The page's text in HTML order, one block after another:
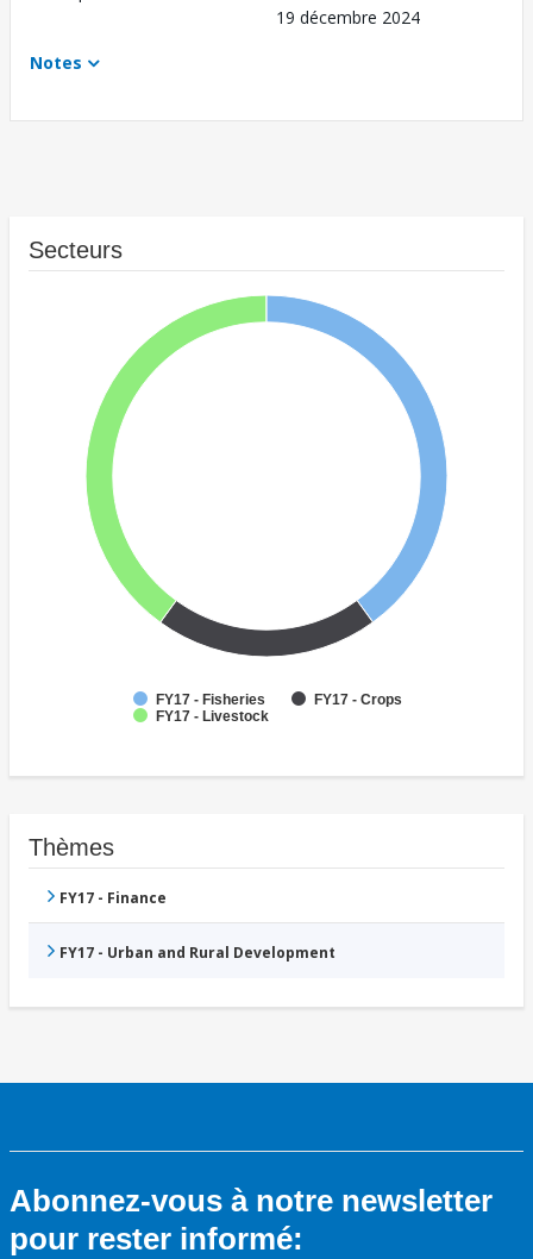
19 décembre 2024
Notes
Secteurs
FY17 - Fisheries
FY17 - Crops
FY17 - Livestock
Thèmes
FY17 - Finance
FY17 - Urban and Rural Development
Abonnez-vous à notre newsletter
pour rester informé: